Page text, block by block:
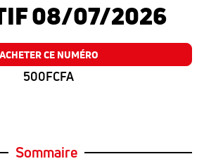
08/07/2026
ACHETER CE NUMÉRO
500FCFA
Sommaire